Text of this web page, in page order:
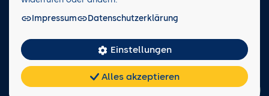
Facts
0221 82 80 90
Teilen FAQ Cookies
Impressum
Datenschutzerklärung
Einstellungen
Alles akzeptieren